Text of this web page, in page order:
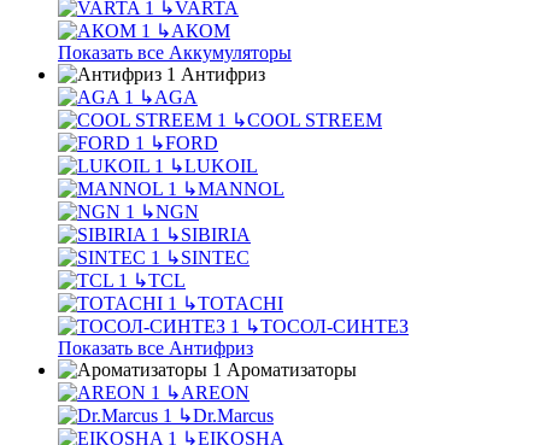
↳VARTA
↳АКОМ
Показать все Аккумуляторы
Антифриз
↳AGA
↳COOL STREEM
↳FORD
↳LUKOIL
↳MANNOL
↳NGN
↳SIBIRIA
↳SINTEC
↳TCL
↳TOTACHI
↳ТОСОЛ-СИНТЕЗ
Показать все Антифриз
Ароматизаторы
↳AREON
↳Dr.Marcus
↳EIKOSHA